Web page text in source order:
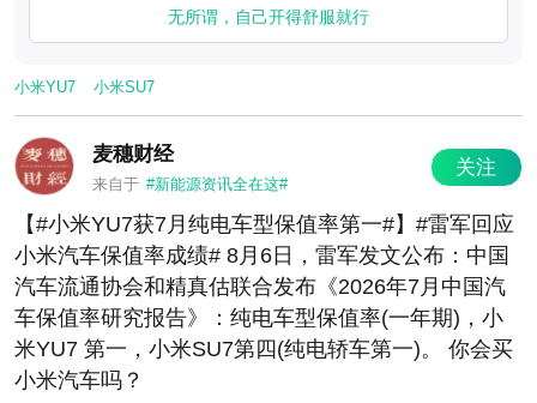
无所谓，自己开得舒服就行
小米YU7 小米SU7
麦穗财经
来自于 #新能源资讯全在这#
关注
【#小米YU7获7月纯电车型保值率第一#】#雷军回应
小米汽车保值率成绩# 8月6日，雷军发文公布：中国
汽车流通协会和精真估联合发布《2026年7月中国汽
车保值率研究报告》：纯电车型保值率(一年期)，小
米YU7 第一，小米SU7第四(纯电轿车第一)。 你会买
小米汽车吗？